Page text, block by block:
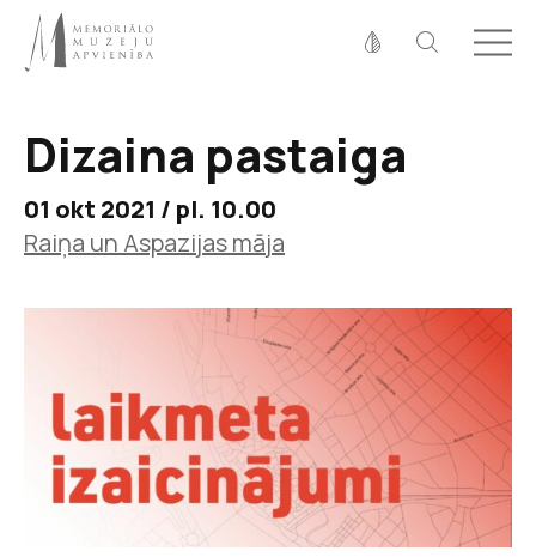
150%
Kontrasts
Dizaina pastaiga
01 okt 2021 / pl. 10.00
Raiņa un Aspazijas māja